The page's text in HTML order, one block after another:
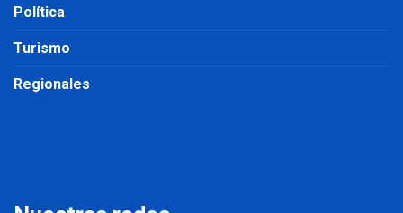
Política
Turismo
Regionales